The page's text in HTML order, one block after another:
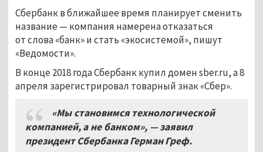
Сбербанк в ближайшее время планирует сменить
название — компания намерена отказаться
от слова «банк» и стать «экосистемой», пишут
«Ведомости».
В конце 2018 года Сбербанк купил домен sber.ru, а 8
апреля зарегистрировал товарный знак «Сбер».
«Мы становимся технологической
компанией, а не банком», — заявил
президент Сбербанка Герман Греф.